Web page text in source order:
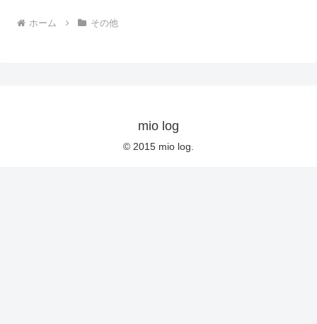
ホーム その他
mio log
© 2015 mio log.